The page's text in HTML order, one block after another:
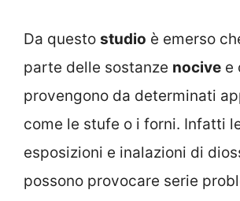
Da questo studio è emerso
parte delle sostanze nocive e
provengono da determinati
come le stufe o i forni. Infatti
esposizioni e inalazioni di
possono provocare serie